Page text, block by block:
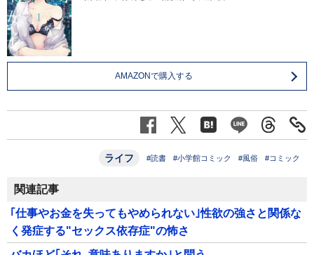
AMAZONで購入する
ライフ #読書 #小学館コミック #風俗 #コミック
関連記事
｢仕事やお金を失ってもやめられない｣性欲の強さと関係な
く発症する"セックス依存症"の怖さ